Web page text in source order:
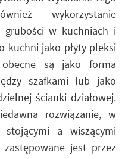
wykorzystanie
grubości w kuchniach i
kuchni jako płyty pleksi
są jako forma
szafkami lub jako
ścianki działowej.
rozwiązanie, w
a wiszącymi
zastępowane jest przez